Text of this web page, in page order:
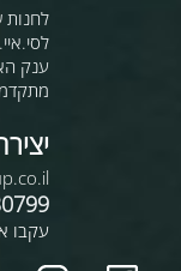
לחנות
ענק
עקבו